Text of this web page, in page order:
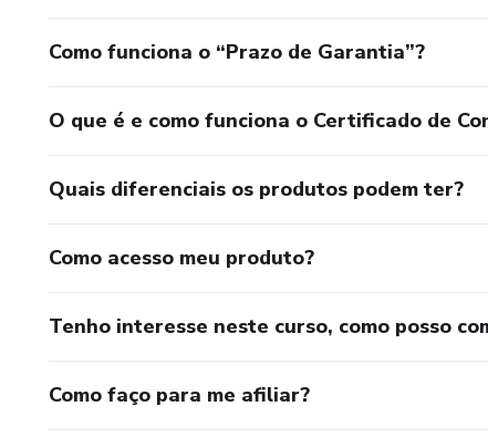
Como funciona o “Prazo de Garantia”?
O que é e como funciona o Certificado de
Quais diferenciais os produtos podem ter?
Como acesso meu produto?
Tenho interesse neste curso, como posso
Como faço para me afiliar?